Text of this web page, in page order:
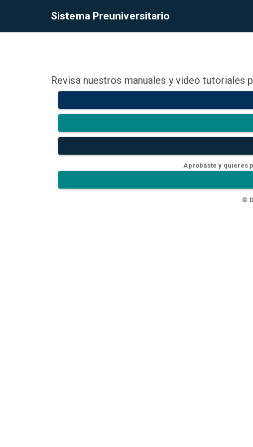
Sistema Preuniversitario
Revisa nuestros manuales y video tutoriales
Aprobaste y quieres
©